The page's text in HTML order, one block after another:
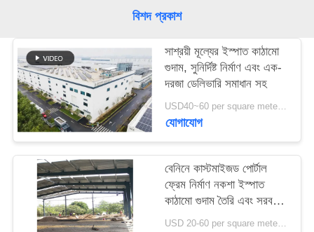
খবর
মামলা
সাইট
গোপনীয়তা
বিশদ প্রকাশ
সাশ্রয়ী মূল্যের ইস্পাত কাঠামো
গুদাম, সুনির্দিষ্ট নির্মাণ এবং এক-
দরজা ডেলিভারি সমাধান সহ
USD40~60 per square meter MOQ:1000 sqm
যোগাযোগ
বেনিনে কাস্টমাইজড পোর্টাল
ফ্রেম নির্মাণ নকশা ইস্পাত
কাঠামো গুদাম তৈরি এবং সরবরাহ
করুন
USD 20-60 per square meter MOQ:1000 বর্গ মিটার